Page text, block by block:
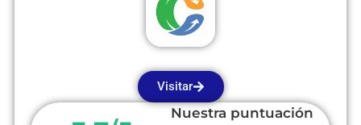
Visitar
Nuestra puntuación